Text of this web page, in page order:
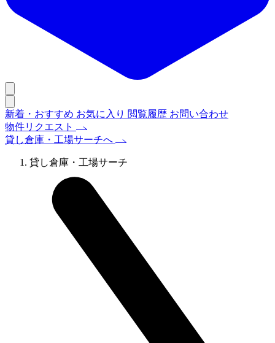
新着・おすすめ お気に入り 閲覧履歴 お問い合わせ
物件リクエスト
貸し倉庫・工場サーチへ
貸し倉庫・工場サーチ